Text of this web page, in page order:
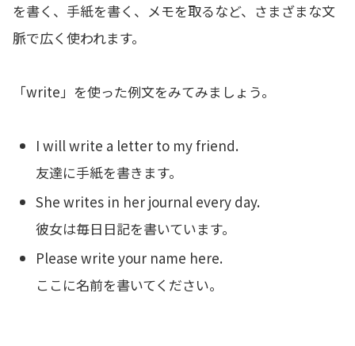
を書く、手紙を書く、メモを取るなど、さまざまな文
脈で広く使われます。
「write」を使った例文をみてみましょう。
I will write a letter to my friend.
友達に手紙を書きます。
She writes in her journal every day.
彼女は毎日日記を書いています。
Please write your name here.
ここに名前を書いてください。